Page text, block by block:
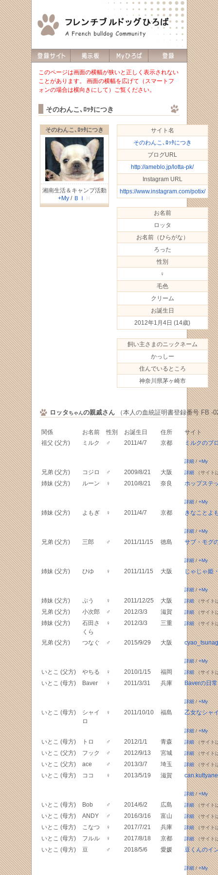
このページは画面の横幅が狭いと正しく表示されない
ことがあります。 画面の横幅を広げて（スマートフ
ォンの場合は横向きにして）ご覧ください。
そのわんこ､ﾛｯﾀにつき
そのわんこ､ﾛｯﾀにつき
湘南生活＆キャンプ活動
+My/ Ｂ Ｉ Ｈ
サイト名
そのわんこ､ﾛｯﾀにつき
ブログURL
http://ameblo.jp/lotta-pk/
Instagram URL
https://www.instagram.com/potix/
お名前
ロッタ
お名前（ひらがな）
ろった
性別
♀
毛色
クリーム
お誕生日
2012年1月4日 (14歳)
飼い主さまのニックネーム
かっしー
住んでいるところ
神奈川県茅ヶ崎市
ロッタちゃんの親戚さん（本人の血統証明書登録番号 FB -
関係 お名前 性別 お誕生日 住所
サイト
祖父 (父方)
ミルク ♂ 2011/4/7 京都 ミルクのブ
詳細/+My
兄弟 (父方) コジロ ♂ 2009/8/21 大阪 詳細（サイト
姉妹 (父方) ルーン ♀ 2010/8/21 奈良 ホップステ
詳細/+My
姉妹 (父方) よもぎ ♀ 2011/4/7 京都 きなことよ
詳細/+My
兄弟 (父方) 三郎 ♂ 2011/11/15 徳島 サブ・モグ
詳細/+My
姉妹 (父方) ひゆ ♀ 2011/11/15 大阪 じゃじゃ姫
詳細/+My
姉妹 (父方) ぷう ♀ 2011/12/25 大阪 詳細（サイト
兄弟 (父方) 小次郎 ♂ 2012/3/3 滋賀 詳細（サイト
姉妹 (父方)
石田さ
くら
♀ 2012/3/3 三重 詳細（サイト
兄弟 (父方) つなぐ ♂ 2015/9/29 大阪
詳細/+My
いとこ (父方) やちる ♀ 2010/1/15 福岡 詳細（サイト
いとこ (母方) Baver ♀ 2011/3/31 兵庫 Baverの日常
詳細/+My
いとこ (母方)
シャイ
ロ
♀ 2011/10/10 福島 乙女なシャ
詳細/+My
いとこ (母方) トロ ♂ 2012/1/1 青森 詳細（サイト
いとこ (父方) フック ♂ 2012/9/13 宮城 詳細（サイト
いとこ (父方) ace ♂ 2013/3/7 埼玉 詳細（サイト
いとこ (母方) ココ ♀ 2013/5/19 滋賀 can.kuttyane
詳細/+My
いとこ (母方) Bob ♂ 2014/6/2 広島 詳細（サイト
いとこ (母方) ANDY ♂ 2016/3/16 富山 詳細（サイト
いとこ (母方) こなつ ♀ 2017/7/21 兵庫 詳細（サイト
いとこ (母方) フルル ♀ 2017/8/18 京都 詳細（サイト
いとこ (母方) 豆 ♂ 2018/5/6 愛媛 豆くんのイ
詳細/+My